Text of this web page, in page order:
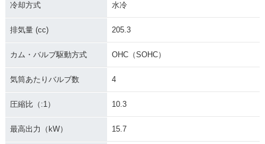
冷却方式 水冷
排気量 (cc) 205.3
カム・バルブ駆動方式 OHC（SOHC）
気筒あたりバルブ数 4
圧縮比（:1） 10.3
最高出力（kW） 15.7